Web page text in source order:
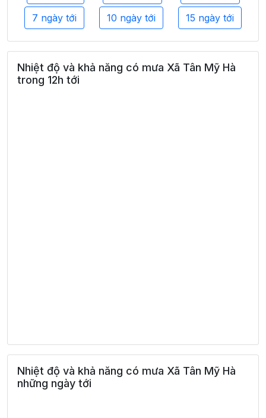
7 ngày tới 10 ngày tới 15 ngày tới
Nhiệt độ và khả năng có mưa Xã Tân Mỹ Hà
trong 12h tới
Nhiệt độ và khả năng có mưa Xã Tân Mỹ Hà
những ngày tới